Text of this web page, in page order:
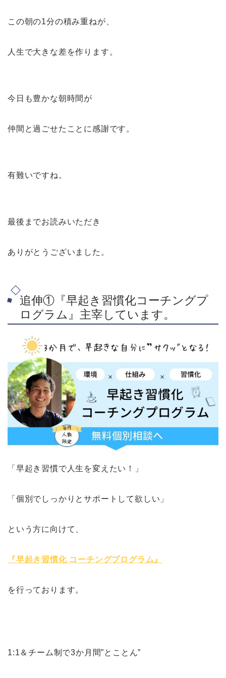
この朝の1分の積み重ねが、
人生で大きな差を作ります。
今日も豊かな朝時間が
仲間と過ごせたことに感謝です。
有難いですね。
最後までお読みいただき
ありがとうございました。
追伸①『早起き習慣化コーチングプ
ログラム』主宰しています。
「早起き習慣で人生を変えたい！」
「個別でしっかりとサポートして欲しい」
という方に向けて、
『早起き習慣化 コーチングプログラム』
を行っております。
1:1＆チーム制で3か月間”とことん”